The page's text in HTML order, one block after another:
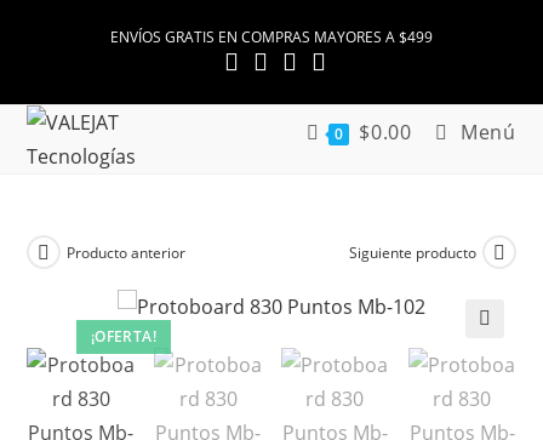
ENVÍOS GRATIS EN COMPRAS MAYORES A $499
0 $0.00 Menú
¡OFERTA!
Producto anterior Siguiente producto
🔍